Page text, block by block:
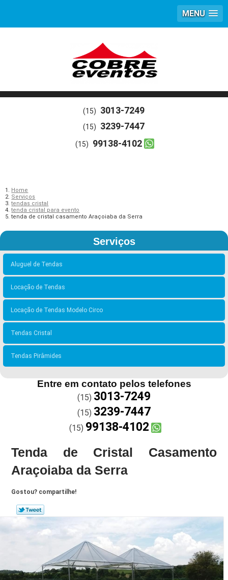
MENU
(15) 3013-7249
(15) 3239-7447
(15) 99138-4102
Home
Serviços
tendas cristal
tenda cristal para evento
tenda de cristal casamento Araçoiaba da Serra
Serviços
Aluguel de Tendas
Locação de Tendas
Locação de Tendas Modelo Circo
Tendas Cristal
Tendas Pirâmides
Entre em contato pelos telefones
(15) 3013-7249
(15) 3239-7447
(15) 99138-4102
Tenda de Cristal Casamento
Araçoiaba da Serra
Gostou? compartilhe!